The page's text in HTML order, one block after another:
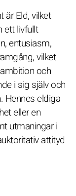
är Eld, vilket
ett livfullt
entusiasm,
vilket
och
i sig själv och
Hennes eldiga
eller en
utmaningar i
attityd